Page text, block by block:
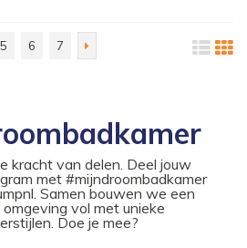
5 6 7
kracht van delen. Deel jouw
met #mijndroombadkamer
Samen bouwen we een
vol met unieke
Doe je mee?